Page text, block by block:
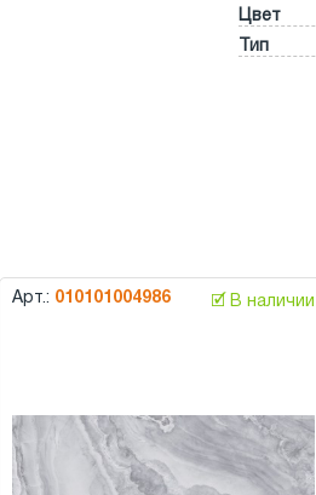
Цвет
Тип
Арт.: 010101004986 🗹 В наличии